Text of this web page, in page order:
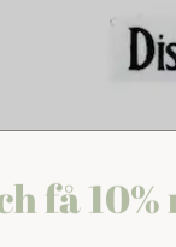
få